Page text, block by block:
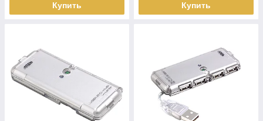
Купить Купить